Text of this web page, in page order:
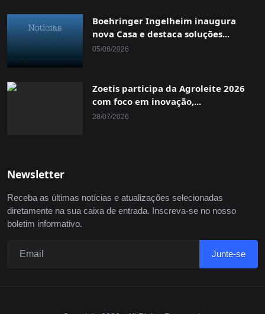
Boehringer Ingelheim inaugura
nova Casa e destaca soluções...
05/08/2026
Zoetis participa da Agroleite 2026
com foco em inovação,...
28/07/2026
Newsletter
Receba as últimas notícias e atualizações selecionadas
diretamente na sua caixa de entrada. Inscreva-se no nosso
boletim informativo.
Junte-se